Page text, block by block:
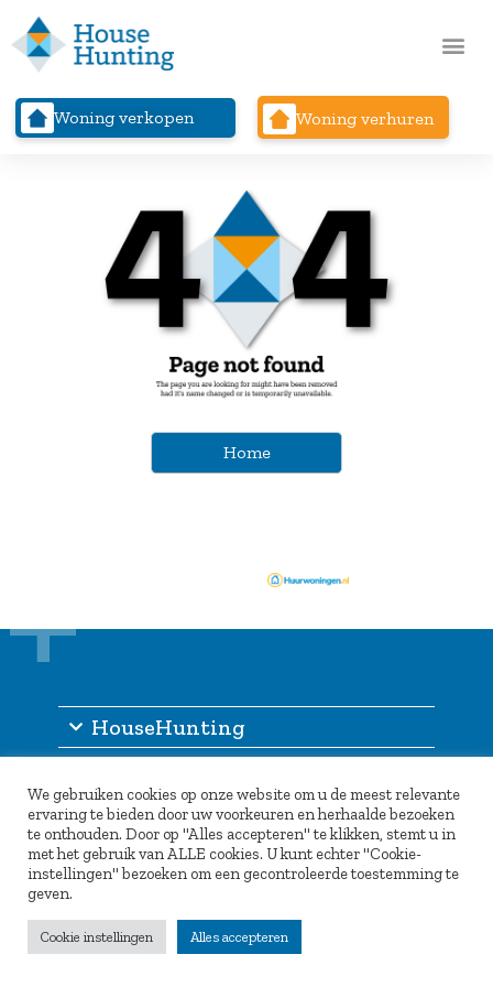
Woning verkopen Woning verhuren
Home
HouseHunting
Inlogportaal
Partners
We gebruiken cookies op onze website om u de meest relevante
ervaring te bieden door uw voorkeuren en herhaalde bezoeken
te onthouden. Door op "Alles accepteren" te klikken, stemt u in
met het gebruik van ALLE cookies. U kunt echter "Cookie-
instellingen" bezoeken om een gecontroleerde toestemming te
geven.
Cookie instellingen Alles accepteren